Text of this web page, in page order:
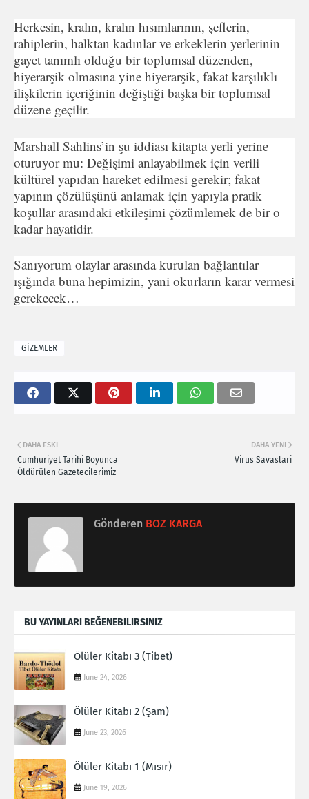
Herkesin, kralın, kralın hısımlarının, şeflerin,
rahiplerin, halktan kadınlar ve erkeklerin yerlerinin
gayet tanımlı olduğu bir toplumsal düzenden,
hiyerarşik olmasına yine hiyerarşik, fakat karşılıklı
ilişkilerin içeriğinin değiştiği başka bir toplumsal
düzene geçilir.
Marshall Sahlins’in şu iddiası kitapta yerli yerine
oturuyor mu: Değişimi anlayabilmek için verili
kültürel yapıdan hareket edilmesi gerekir; fakat
yapının çözülüşünü anlamak için yapıyla pratik
koşullar arasındaki etkileşimi çözümlemek de bir o
kadar hayatidir.
Sanıyorum olaylar arasında kurulan bağlantılar
ışığında buna hepimizin, yani okurların karar vermesi
gerekecek…
GİZEMLER
DAHA YENI
Virüs Savaslari
DAHA ESKI
Cumhuriyet Tarihi Boyunca
Öldürülen Gazetecilerimiz
Gönderen BOZ KARGA
BU YAYINLARI BEĞENEBILIRSINIZ
Ölüler Kitabı 3 (Tibet)
June 24, 2026
Ölüler Kitabı 2 (Şam)
June 23, 2026
Ölüler Kitabı 1 (Mısır)
June 19, 2026